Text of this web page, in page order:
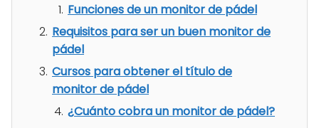
Funciones de un monitor de pádel
Requisitos para ser un buen monitor de
pádel
Cursos para obtener el título de
monitor de pádel
¿Cuánto cobra un monitor de pádel?